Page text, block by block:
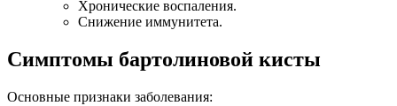
Хронические воспаления.
Снижение иммунитета.
Симптомы бартолиновой кисты
Основные признаки заболевания: